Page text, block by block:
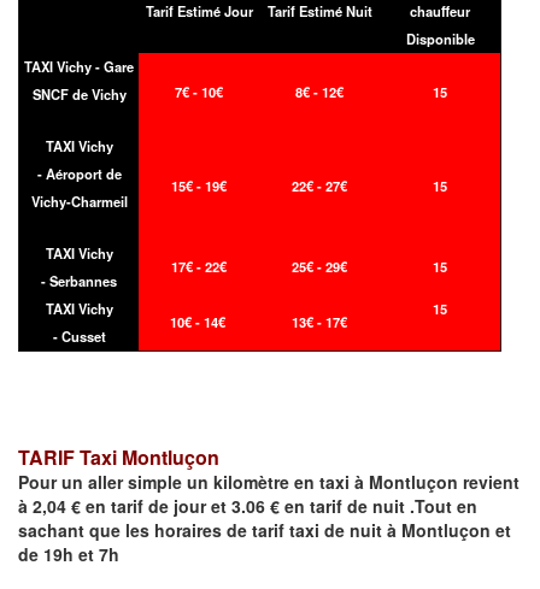
Tarif Estimé Jour Tarif Estimé Nuit
chauffeur
Disponible
TAXI Vichy - Gare
SNCF de Vichy
7€ - 10€ 8€ - 12€ 15
TAXI Vichy
- Aéroport de
Vichy-Charmeil
15€ - 19€ 22€ - 27€ 15
TAXI Vichy
- Serbannes
17€ - 22€ 25€ - 29€ 15
TAXI Vichy
- Cusset
10€ - 14€ 13€ - 17€
15
TARIF Taxi Montluçon
Pour un aller simple un kilomètre en taxi à Montluçon revient
à 2,04 € en tarif de jour et 3.06 € en tarif de nuit .Tout en
sachant que les horaires de tarif taxi de nuit à Montluçon et
de 19h et 7h